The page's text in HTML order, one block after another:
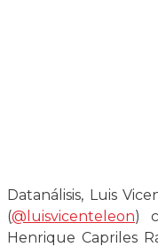
Datanálisis, Luis
(@luisvicenteleon)
Henrique Capriles